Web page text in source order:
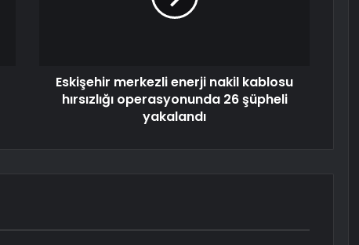
Eskişehir merkezli enerji nakil kablosu
hırsızlığı operasyonunda 26 şüpheli
yakalandı